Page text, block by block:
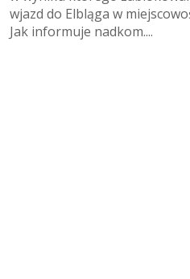
wjazd do Elbląga w
Jak informuje nadkom....